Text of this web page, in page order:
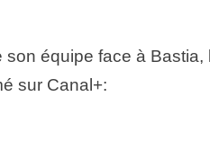
son équipe face à
sur Canal+: